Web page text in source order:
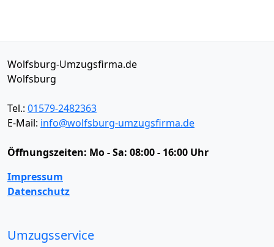
Wolfsburg-Umzugsfirma.de
Wolfsburg
Tel.: 01579-2482363
E-Mail: info@wolfsburg-umzugsfirma.de
Öffnungszeiten: Mo - Sa: 08:00 - 16:00 Uhr
Impressum
Datenschutz
Umzugsservice